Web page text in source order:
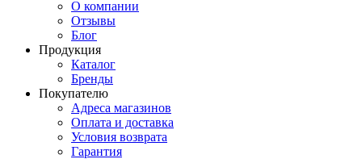
О компании
Отзывы
Блог
Продукция
Каталог
Бренды
Покупателю
Адреса магазинов
Оплата и доставка
Условия возврата
Гарантия